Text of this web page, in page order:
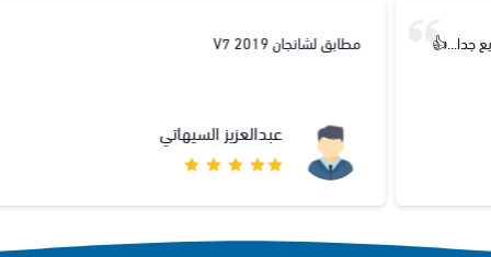
مطابق لشانجان V7 2019
عبدالعزيز السيهاتي